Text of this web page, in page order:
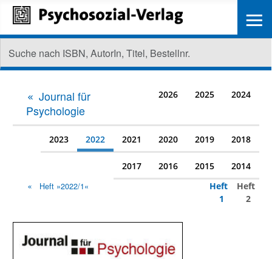
Journal für
Psychologie
2026 2025 2024
2023 2022 2021 2020 2019 2018
2017 2016 2015 2014
Heft »2022/1«
Heft
1
Heft
2
≡